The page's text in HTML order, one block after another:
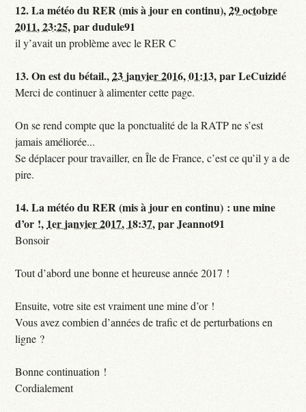
12.La météo du RER (mis à jour en continu),29 octobre
2011, 23:25,pardudule91
il y’avait un problème avec le RER C
13.On est du bétail.,23 janvier 2016, 01:13,parLeCuizidé
Merci de continuer à alimenter cette page.
On se rend compte que la ponctualité de la RATP ne s’est
jamais améliorée...
Se déplacer pour travailler, en Île de France, c’est ce qu’il y a de
pire.
14.La météo du RER (mis à jour en continu) : une mine
d’or !, 1er janvier 2017, 18:37,parJeannot91
Bonsoir
Tout d’abord une bonne et heureuse année 2017 !
Ensuite, votre site est vraiment une mine d’or !
Vous avez combien d’années de trafic et de perturbations en
ligne ?
Bonne continuation !
Cordialement